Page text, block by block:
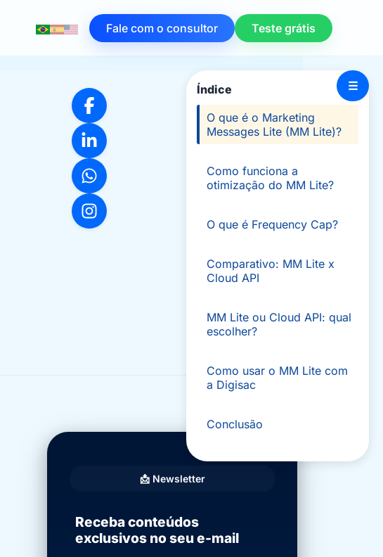
Fale com o consultor Teste grátis
📩 Newsletter
Receba conteúdos
exclusivos no seu e-mail
Índice ☰
O que é o Marketing
Messages Lite (MM Lite)?
Como funciona a
otimização do MM Lite?
O que é Frequency Cap?
Comparativo: MM Lite x
Cloud API
MM Lite ou Cloud API: qual
escolher?
Como usar o MM Lite com
a Digisac
Conclusão